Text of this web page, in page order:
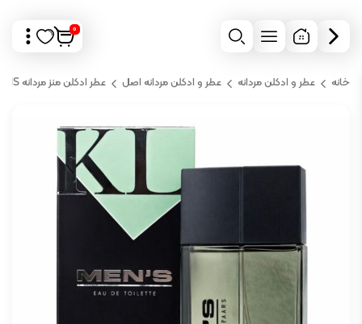
0
خانه عطر و ادکلن مردانه عطر و ادکلن مردانه اصل عطر ادکلن منز مردانه KAREN LOW MENS اورجینال